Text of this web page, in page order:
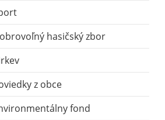
hasičský zbor
z obce
fond